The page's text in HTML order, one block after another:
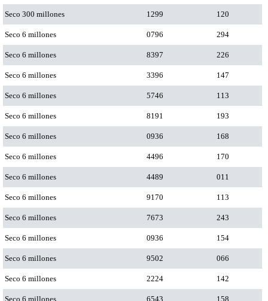
Seco 300 millones 1299 120
Seco 6 millones 0796 294
Seco 6 millones 8397 226
Seco 6 millones 3396 147
Seco 6 millones 5746 113
Seco 6 millones 8191 193
Seco 6 millones 0936 168
Seco 6 millones 4496 170
Seco 6 millones 4489 011
Seco 6 millones 9170 113
Seco 6 millones 7673 243
Seco 6 millones 0936 154
Seco 6 millones 9502 066
Seco 6 millones 2224 142
Seco 6 millones 6543 158